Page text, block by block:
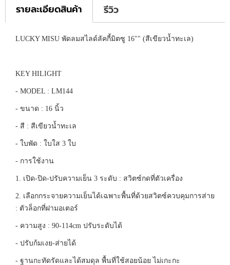
รายละเอียดสินค้า รีวิว
LUCKY MISU พัดลมสไลด์ลัคกี้มิตซู 16"" (สีเขียวน้ำทะเล)
KEY HILIGHT
- MODEL : LM144
- ขนาด : 16 นิ้ว
- สี : สีเขียวน้ำทะเล
- ใบพัด : ใบใส 3 ใบ
- การใช้งาน
1. เปิด-ปิด-ปรับความเย็น 3 ระดับ : สวิตซ์กดที่ตัวเครื่อง
2. เลือกกระจายความเย็นได้เฉพาะพื้นที่ด้วยสวิตซ์ควบคุมการส่าย
: ตัวล็อกที่ฝามอเตอร์
- ความสูง : 90-114cm ปรับระดับได้
- ปรับก้มเงย-ส่ายได้
- ฐานกะทัดรัดและได้สมดุล พื้นที่ใช้สอยน้อย ไม่เกะกะ